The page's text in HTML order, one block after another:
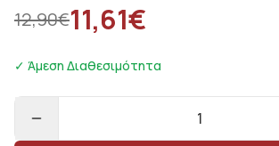
12,90€11,61€
✓ Άμεση Διαθεσιμότητα
1